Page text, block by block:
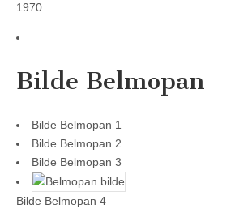
1970.
Bilde Belmopan
Bilde Belmopan 1
Bilde Belmopan 2
Bilde Belmopan 3
Bilde Belmopan 4